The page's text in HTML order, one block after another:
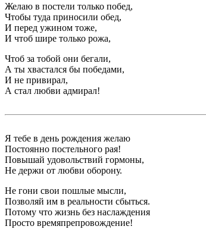
Желаю в постели только побед,
Чтобы туда приносили обед,
И перед ужином тоже,
И чтоб шире только рожа,
Чтоб за тобой они бегали,
А ты хвастался бы победами,
И не привирал,
А стал любви адмирал!
Я тебе в день рождения желаю
Постоянно постельного рая!
Повышай удовольствий гормоны,
Не держи от любви оборону.
Не гони свои пошлые мысли,
Позволяй им в реальности сбыться.
Потому что жизнь без наслаждения
Просто времяпрепровождение!